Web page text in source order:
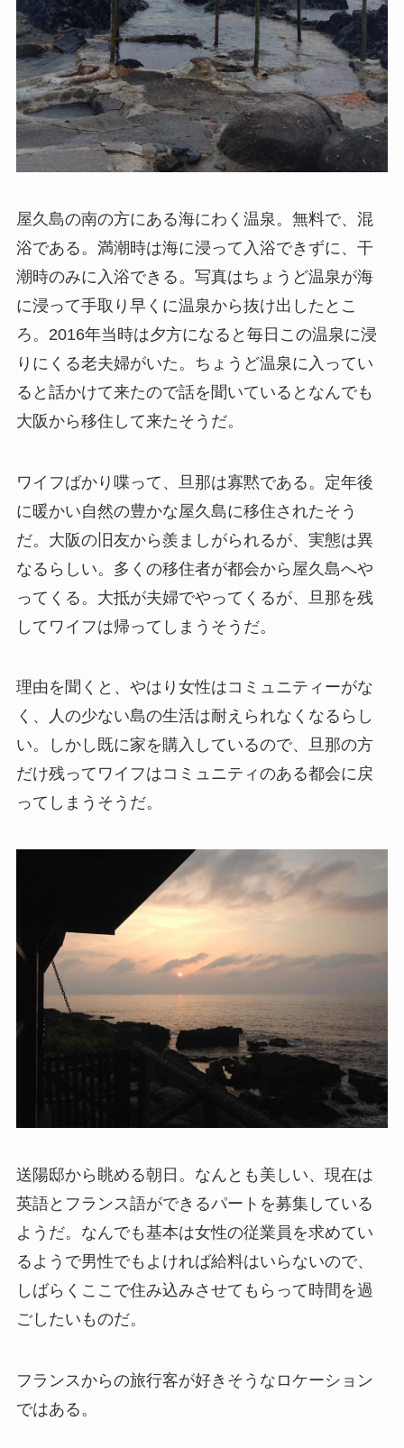
屋久島の南の方にある海にわく温泉。無料で、混
浴である。満潮時は海に浸って入浴できずに、干
潮時のみに入浴できる。写真はちょうど温泉が海
に浸って手取り早くに温泉から抜け出したとこ
ろ。2016年当時は夕方になると毎日この温泉に浸
りにくる老夫婦がいた。ちょうど温泉に入ってい
ると話かけて来たので話を聞いているとなんでも
大阪から移住して来たそうだ。
ワイフばかり喋って、旦那は寡黙である。定年後
に暖かい自然の豊かな屋久島に移住されたそう
だ。大阪の旧友から羨ましがられるが、実態は異
なるらしい。多くの移住者が都会から屋久島へや
ってくる。大抵が夫婦でやってくるが、旦那を残
してワイフは帰ってしまうそうだ。
理由を聞くと、やはり女性はコミュニティーがな
く、人の少ない島の生活は耐えられなくなるらし
い。しかし既に家を購入しているので、旦那の方
だけ残ってワイフはコミュニティのある都会に戻
ってしまうそうだ。
送陽邸から眺める朝日。なんとも美しい、現在は
英語とフランス語ができるパートを募集している
ようだ。なんでも基本は女性の従業員を求めてい
るようで男性でもよければ給料はいらないので、
しばらくここで住み込みさせてもらって時間を過
ごしたいものだ。
フランスからの旅行客が好きそうなロケーション
ではある。